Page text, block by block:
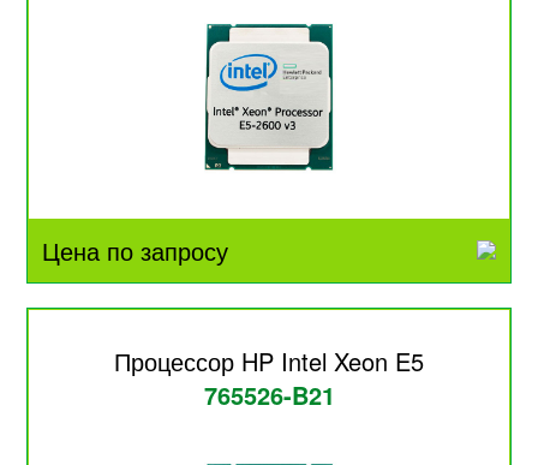
Цена по запросу
Процессор HP Intel Xeon E5
765526-B21